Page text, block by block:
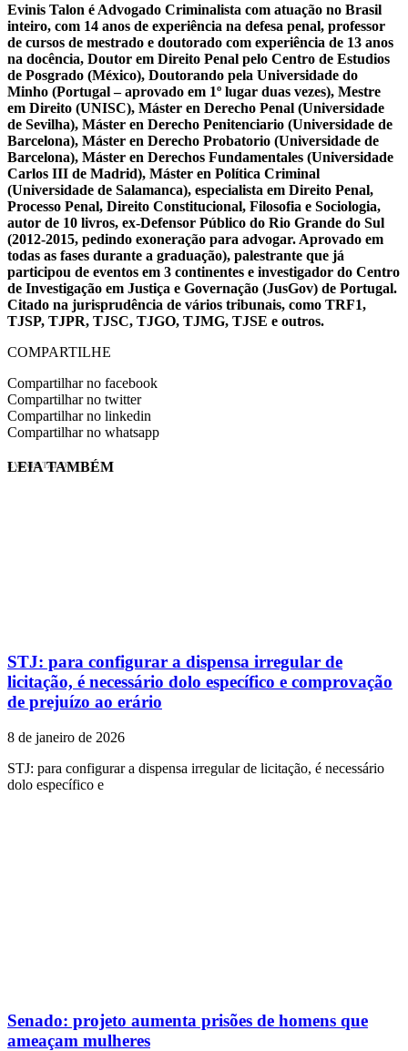
Evinis Talon é Advogado Criminalista com atuação no Brasil
inteiro, com 14 anos de experiência na defesa penal, professor
de cursos de mestrado e doutorado com experiência de 13 anos
na docência, Doutor em Direito Penal pelo Centro de Estudios
de Posgrado (México), Doutorando pela Universidade do
Minho (Portugal – aprovado em 1º lugar duas vezes), Mestre
em Direito (UNISC), Máster en Derecho Penal (Universidade
de Sevilha), Máster en Derecho Penitenciario (Universidade de
Barcelona), Máster en Derecho Probatorio (Universidade de
Barcelona), Máster en Derechos Fundamentales (Universidade
Carlos III de Madrid), Máster en Política Criminal
(Universidade de Salamanca), especialista em Direito Penal,
Processo Penal, Direito Constitucional, Filosofia e Sociologia,
autor de 10 livros, ex-Defensor Público do Rio Grande do Sul
(2012-2015, pedindo exoneração para advogar. Aprovado em
todas as fases durante a graduação), palestrante que já
participou de eventos em 3 continentes e investigador do Centro
de Investigação em Justiça e Governação (JusGov) de Portugal.
Citado na jurisprudência de vários tribunais, como TRF1,
TJSP, TJPR, TJSC, TJGO, TJMG, TJSE e outros.
COMPARTILHE
Compartilhar no facebook
Compartilhar no twitter
Compartilhar no linkedin
Compartilhar no whatsapp
EVINIS TALON
LEIA TAMBÉM
STJ: para configurar a dispensa irregular de
licitação, é necessário dolo específico e comprovação
de prejuízo ao erário
8 de janeiro de 2026
STJ: para configurar a dispensa irregular de licitação, é necessário
dolo específico e
Senado: projeto aumenta prisões de homens que
ameaçam mulheres